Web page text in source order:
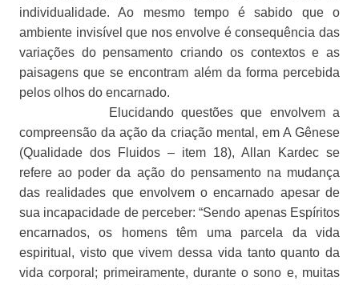
individualidade. Ao mesmo tempo é sabido que o
ambiente invisível que nos envolve é consequência das
variações do pensamento criando os contextos e as
paisagens que se encontram além da forma percebida
pelos olhos do encarnado.
Elucidando questões que envolvem a
compreensão da ação da criação mental, em A Gênese
(Qualidade dos Fluidos – item 18), Allan Kardec se
refere ao poder da ação do pensamento na mudança
das realidades que envolvem o encarnado apesar de
sua incapacidade de perceber: “Sendo apenas Espíritos
encarnados, os homens têm uma parcela da vida
espiritual, visto que vivem dessa vida tanto quanto da
vida corporal; primeiramente, durante o sono e, muitas